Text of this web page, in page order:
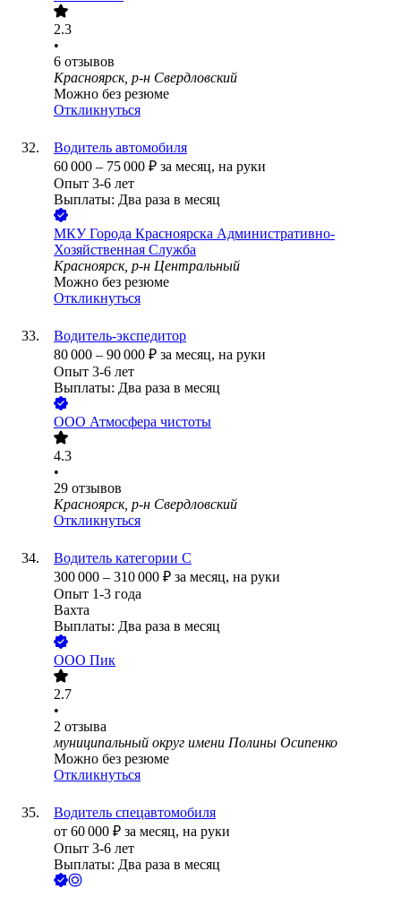
2.3
•
6 отзывов
Красноярск, р-н Свердловский
Можно без резюме
Откликнуться
Водитель автомобиля
60 000 – 75 000 ₽ за месяц, на руки
Опыт 3-6 лет
Выплаты: Два раза в месяц
МКУ Города Красноярска Административно-
Хозяйственная Служба
Красноярск, р-н Центральный
Можно без резюме
Откликнуться
Водитель-экспедитор
80 000 – 90 000 ₽ за месяц, на руки
Опыт 3-6 лет
Выплаты: Два раза в месяц
ООО Атмосфера чистоты
4.3
•
29 отзывов
Красноярск, р-н Свердловский
Откликнуться
Водитель категории С
300 000 – 310 000 ₽ за месяц, на руки
Опыт 1-3 года
Вахта
Выплаты: Два раза в месяц
ООО Пик
2.7
•
2 отзыва
муниципальный округ имени Полины Осипенко
Можно без резюме
Откликнуться
Водитель спецавтомобиля
от 60 000 ₽ за месяц, на руки
Опыт 3-6 лет
Выплаты: Два раза в месяц